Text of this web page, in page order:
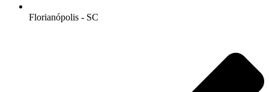
Florianópolis - SC